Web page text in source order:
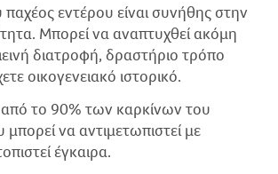
εντέρου είναι συνήθης στην
Μπορεί να αναπτυχθεί ακόμη
διατροφή, δραστήριο τρόπο
οικογενειακό ιστορικό.
το 90% των καρκίνων του
να αντιμετωπιστεί με
έγκαιρα.